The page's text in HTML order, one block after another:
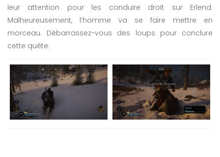
leur attention pour les conduire droit sur Erlend.
Malheureusement, l’homme va se faire mettre en
morceau. Débarrassez-vous des loups pour conclure
cette quête.